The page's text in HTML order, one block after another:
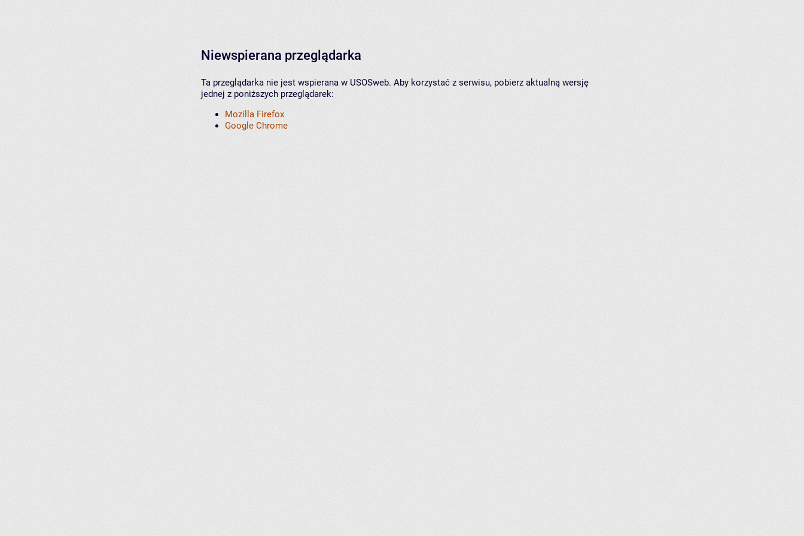
Niewspierana przeglądarka
Ta przeglądarka nie jest wspierana w USOSweb. Aby korzystać z serwisu, pobierz aktualną wersję
jednej z poniższych przeglądarek:
Mozilla Firefox
Google Chrome